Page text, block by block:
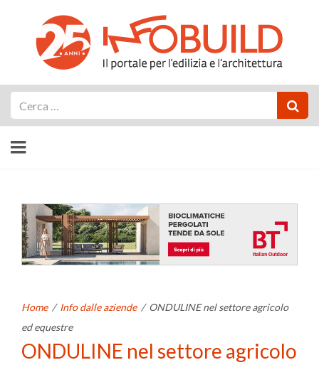
Home / Info dalle aziende / ONDULINE nel settore agricolo
ed equestre
ONDULINE nel settore agricolo